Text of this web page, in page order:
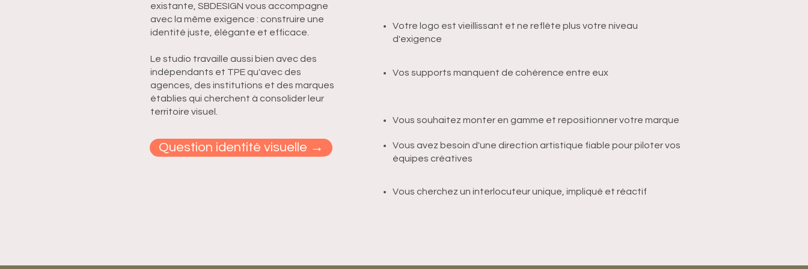
existante, SBDESIGN vous accompagne
avec la même exigence : construire une
identité juste, élégante et efficace.
Le studio travaille aussi bien avec des
indépendants et TPE qu'avec des
agences, des institutions et des marques
établies qui cherchent à consolider leur
territoire visuel.
Question identité visuelle →
Votre logo est vieillissant et ne reflète plus votre niveau
d'exigence
Vos supports manquent de cohérence entre eux
Vous souhaitez monter en gamme et repositionner votre marque
Vous avez besoin d'une direction artistique fiable pour piloter vos
équipes créatives
Vous cherchez un interlocuteur unique, impliqué et réactif